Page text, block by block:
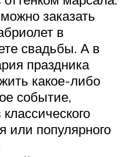
заказать
в
свадьбы. А в
праздника
какое-либо
событие,
или популярного